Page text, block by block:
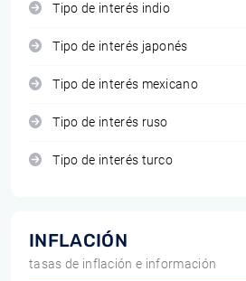
Tipo de interés indio
Tipo de interés japonés
Tipo de interés mexicano
Tipo de interés ruso
Tipo de interés turco
INFLACIÓN
tasas de inflación e información